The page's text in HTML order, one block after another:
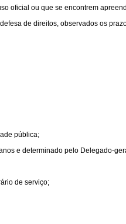
oficial ou que se encontrem
de direitos, observados os
pública;
e determinado pelo Delegado-
de serviço;